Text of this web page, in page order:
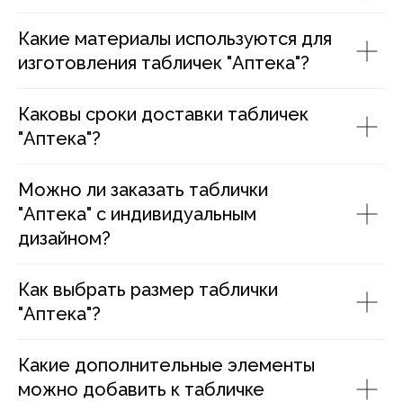
Какие материалы используются для
изготовления табличек "Аптека"?
Каковы сроки доставки табличек
"Аптека"?
Можно ли заказать таблички
"Аптека" с индивидуальным
дизайном?
Как выбрать размер таблички
"Аптека"?
Какие дополнительные элементы
можно добавить к табличке